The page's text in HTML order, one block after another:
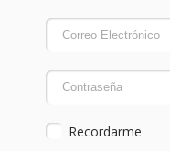
Recordarme